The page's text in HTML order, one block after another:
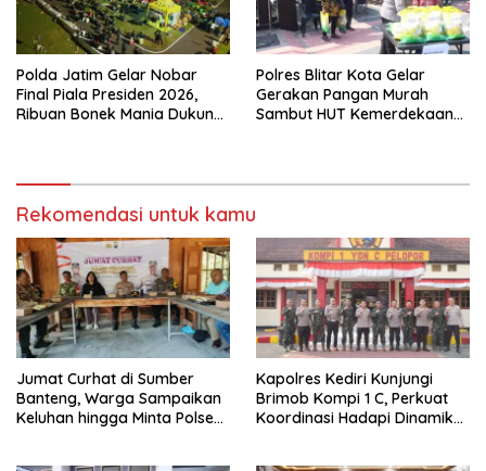
Polda Jatim Gelar Nobar
Final Piala Presiden 2026,
Ribuan Bonek Mania Dukung
Polres Blitar Kota Gelar
Gerakan Pangan Murah
Sambut HUT Kemerdekaan
Rekomendasi untuk kamu
Jumat Curhat di Sumber
Banteng, Warga Sampaikan
Keluhan hingga Minta Polsek
Kapolres Kediri Kunjungi
Brimob Kompi 1 C, Perkuat
Koordinasi Hadapi Dinamika